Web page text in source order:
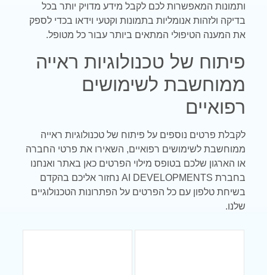
ותמונות המאפשרות לכם לקבל מידע מדויק יותר בכל
בדיקה ולזהות אנומליות בתמונות וקטעי וידאו בכדי לספק
את המענה הטיפולי המתאים ביותר עבור כל מטופל.
פיתוח של טכנולוגיות ראייה
ממוחשבת לשימושים
רפואיים
לקבלת פרטים נוספים על פיתוח של טכנולוגיות ראייה
ממוחשבת לשימושים רפואיים, השאירו את פרטי החברה
או הארגון שלכם בטופס מילוי הפרטים כאן באתר ואנחנו
בחברת AI DEVELOPMENTS נחזור אליכם בהקדם
בשיחת טלפון עם כל הפרטים על הפתרונות הטכנולוגיים
שלנו.